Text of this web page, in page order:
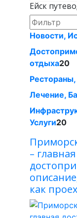
Ейск
Новости,
отдыха20
Лечение,
Услуги20
– главная
как